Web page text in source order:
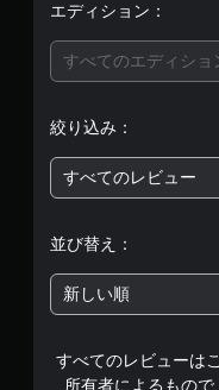
エディション：
すべてのエディショ
絞り込み：
すべてのレビュー
並び替え：
新しい順
すべてのレビューは
所有者によるもの